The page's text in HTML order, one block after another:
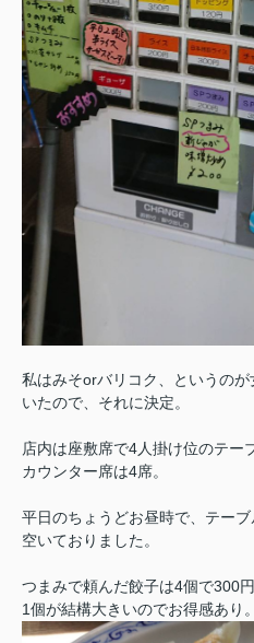
私はみそorバリコク、というの
いたので、それに決定。
店内は座敷席で4人掛け位のテー
カウンター席は4席。
平日のちょうどお昼時で、テー
空いておりました。
つまみで頼んだ餃子は4個で300円
1個が結構大きいのでお得感あり。